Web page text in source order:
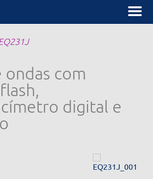
ondas com
digital e